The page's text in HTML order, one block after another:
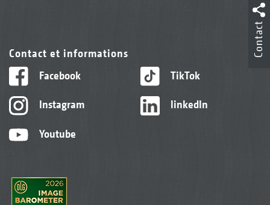
Contact et informations
Facebook
Instagram
Youtube
TikTok
linkedIn
Contact